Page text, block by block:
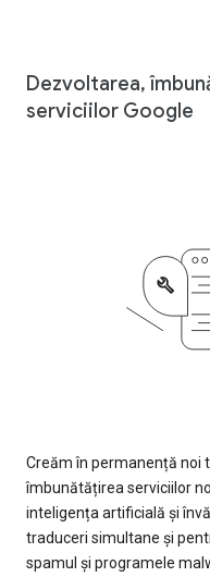
Dezvoltarea,
serviciilor Google
Creăm în permanență noi
îmbunătățirea serviciilor
inteligența artificială și
traduceri simultane și
spamul și programele